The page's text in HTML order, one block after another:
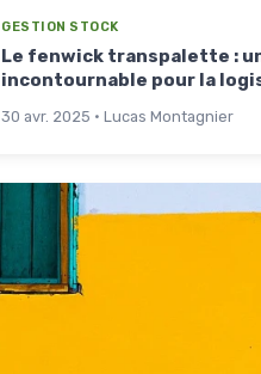
GESTION STOCK
Le fenwick transpalette :
incontournable pour la
30 avr. 2025 · Lucas Montagnier